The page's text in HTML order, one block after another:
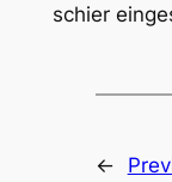
schier
←